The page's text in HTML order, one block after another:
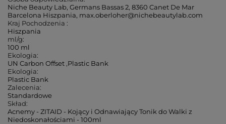
Niche Beauty Lab, Germans Bassas 2, 8360 Canet De Mar
Barcelona Hiszpania, max.oberloher@nichebeautylab.com
Kraj Pochodzenia :
Hiszpania
ml/g:
100 ml
Ekologia:
UN Carbon Offset ,Plastic Bank
Ekologia:
Plastic Bank
Zalecenia:
Standardowe
Skład:
Acnemy - ZITAID - Kojący i Odnawiający Tonik do Walki z
Niedoskonałościami - 100ml